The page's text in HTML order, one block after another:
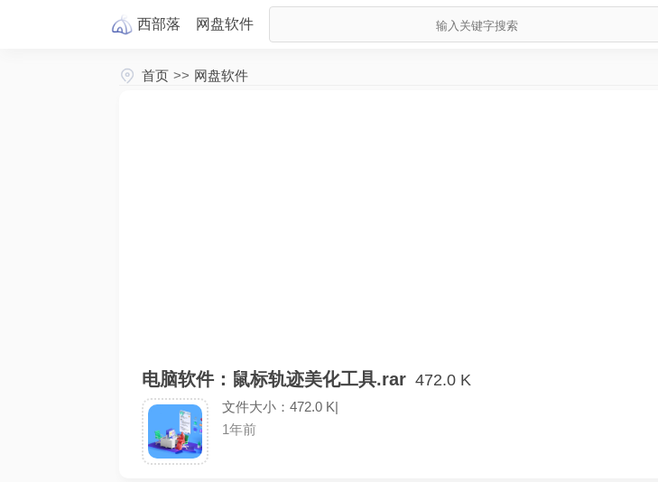
西部落 网盘软件
首页 >> 网盘软件
电脑软件：鼠标轨迹美化工具.rar 472.0 K
文件大小：472.0 K|
1年前